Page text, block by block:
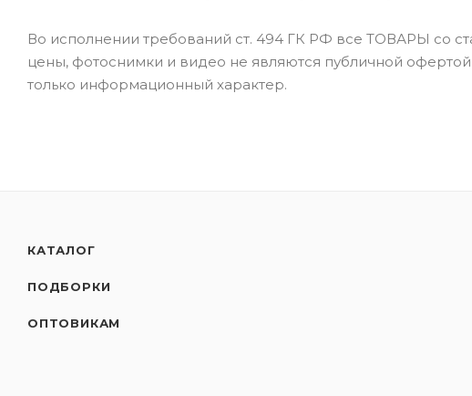
Во исполнении требований ст. 494 ГК РФ все ТОВАРЫ со
цены, фотоснимки и видео не являются публичной
только информационный характер.
КАТАЛОГ
ПОДБОРКИ
ОПТОВИКАМ